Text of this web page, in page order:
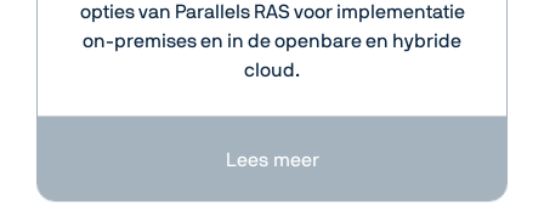
opties van Parallels RAS voor implementatie
on-premises en in de openbare en hybride
cloud.
Lees meer